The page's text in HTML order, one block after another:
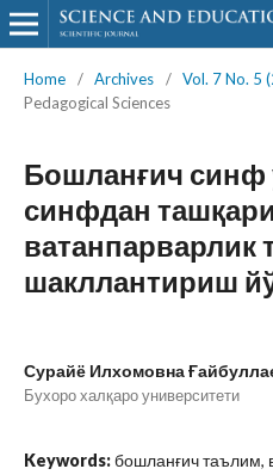
Home / Archives / Vol. 7 No. 5
Pedagogical Sciences
Бошланғич синф
синфдан
ватанпарварлик
шакллантириш
Сурайё Илхомовна
Бухоро халқаро университети
Keywords:бошланғич таълим,